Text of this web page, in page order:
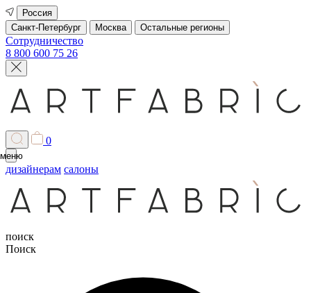
Россия
Санкт-Петербург
Москва Остальные регионы
Сотрудничество
8 800 600 75 26
0
меню
дизайнерам салоны
поиск
Поиск